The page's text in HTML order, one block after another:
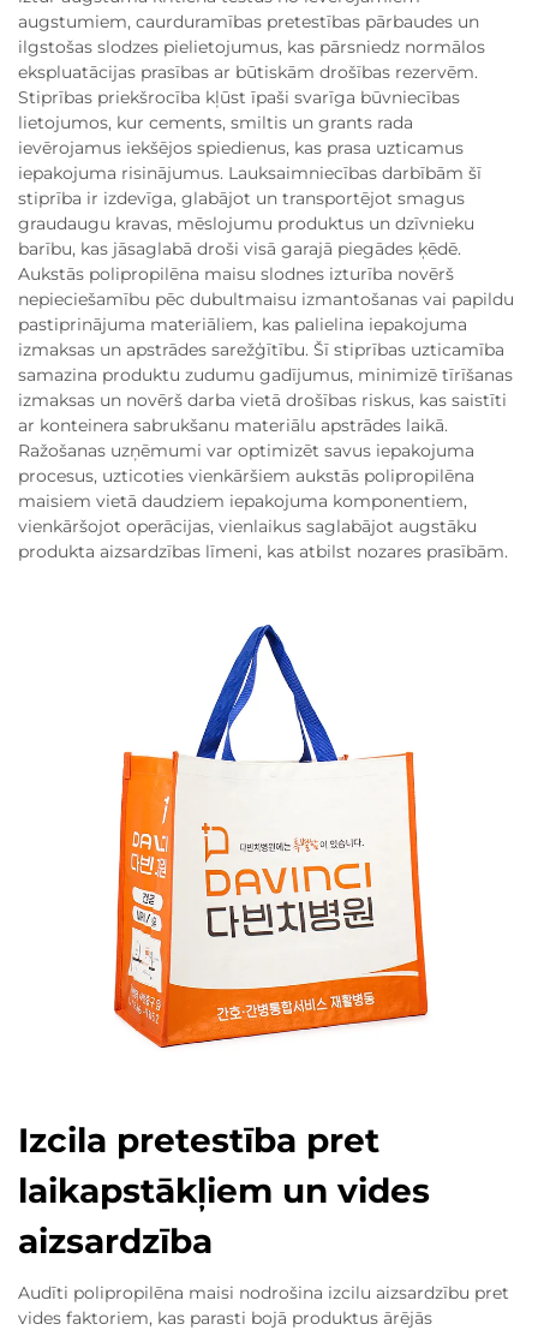
augstumiem, caurduramības pretestības pārbaudes un
ilgstošas slodzes pielietojumus, kas pārsniedz normālos
ekspluatācijas prasības ar būtiskām drošības rezervēm.
Stiprības priekšrocība kļūst īpaši svarīga būvniecības
lietojumos, kur cements, smiltis un grants rada
ievērojamus iekšējos spiedienus, kas prasa uzticamus
iepakojuma risinājumus. Lauksaimniecības darbībām šī
stiprība ir izdevīga, glabājot un transportējot smagus
graudaugu kravas, mēslojumu produktus un dzīvnieku
barību, kas jāsaglabā droši visā garajā piegādes ķēdē.
Aukstās polipropilēna maisu slodnes izturība novērš
nepieciešamību pēc dubultmaisu izmantošanas vai papildu
pastiprinājuma materiāliem, kas palielina iepakojuma
izmaksas un apstrādes sarežģītību. Šī stiprības uzticamība
samazina produktu zudumu gadījumus, minimizē tīrīšanas
izmaksas un novērš darba vietā drošības riskus, kas saistīti
ar konteinera sabrukšanu materiālu apstrādes laikā.
Ražošanas uzņēmumi var optimizēt savus iepakojuma
procesus, uzticoties vienkāršiem aukstās polipropilēna
maisiem vietā daudziem iepakojuma komponentiem,
vienkāršojot operācijas, vienlaikus saglabājot augstāku
produkta aizsardzības līmeni, kas atbilst nozares prasībām.
Izcila pretestība pret
laikapstākļiem un vides
aizsardzība
Audīti polipropilēna maisi nodrošina izcilu aizsardzību pret
vides faktoriem, kas parasti bojā produktus ārējās